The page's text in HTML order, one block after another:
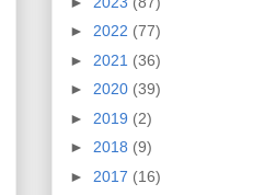
► 2022 (77)
► 2021 (36)
► 2020 (39)
► 2019 (2)
► 2018 (9)
► 2017 (16)